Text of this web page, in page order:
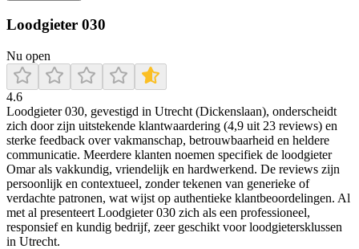
Loodgieter 030
Nu open
4.6
Loodgieter 030, gevestigd in Utrecht (Dickenslaan), onderscheidt
zich door zijn uitstekende klantwaardering (4,9 uit 23 reviews) en
sterke feedback over vakmanschap, betrouwbaarheid en heldere
communicatie. Meerdere klanten noemen specifiek de loodgieter
Omar als vakkundig, vriendelijk en hardwerkend. De reviews zijn
persoonlijk en contextueel, zonder tekenen van generieke of
verdachte patronen, wat wijst op authentieke klantbeoordelingen. Al
met al presenteert Loodgieter 030 zich als een professioneel,
responsief en kundig bedrijf, zeer geschikt voor loodgietersklussen
in Utrecht.